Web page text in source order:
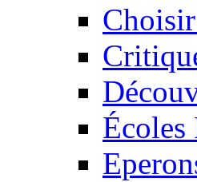
Écoles